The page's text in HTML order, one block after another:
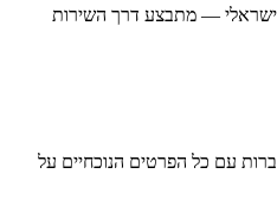
— מתבצע דרך השירות
עם כל הפרטים הנוכחיים על